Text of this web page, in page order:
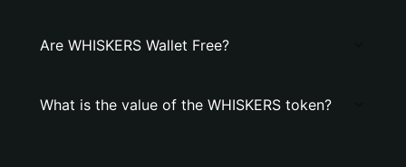
Are WHISKERS Wallet Free?
What is the value of the WHISKERS token?